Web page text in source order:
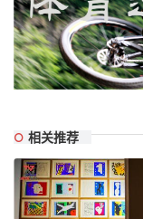
相关推荐